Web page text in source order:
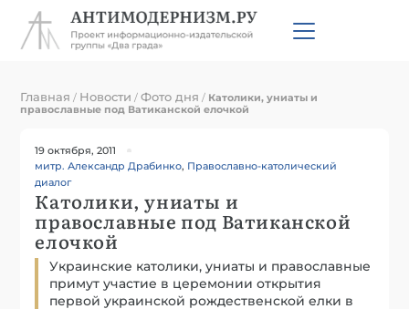
Главная / Новости /Фото дня / Католики, униаты и
православные под Ватиканской елочкой
19 октября, 2011
митр. Александр Драбинко, Православно-католический
диалог
Католики, униаты и
православные под Ватиканской
елочкой
Украинские католики, униаты и православные
примут участие в церемонии открытия
первой украинской рождественской елки в